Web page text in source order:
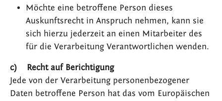
Möchte eine betroffene Person dieses
Auskunftsrecht in Anspruch nehmen, kann sie
sich hierzu jederzeit an einen Mitarbeiter des
für die Verarbeitung Verantwortlichen wenden.
c) Recht auf Berichtigung
Jede von der Verarbeitung personenbezogener
Daten betroffene Person hat das vom Europäischen